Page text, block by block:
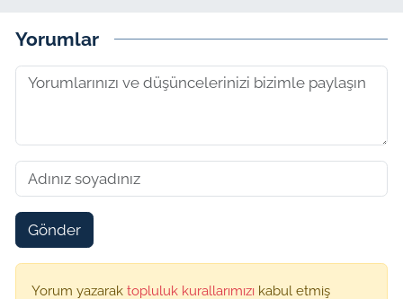
Yorumlar
Gönder
Yorum yazarak topluluk kurallarımızı kabul etmiş